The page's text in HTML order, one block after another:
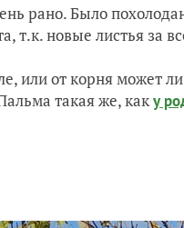
рано. Было
т.к. новые листья за
или от корня может
такая же, каку